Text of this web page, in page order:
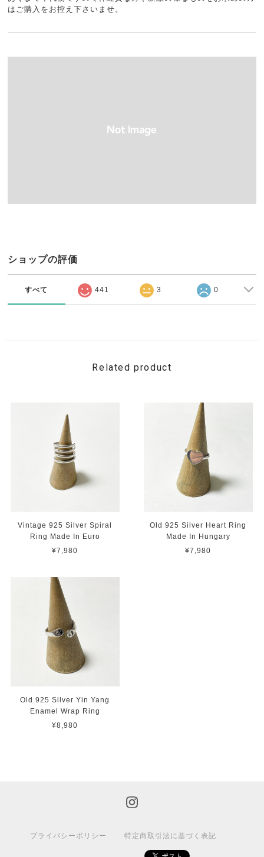
はご購入をお控え下さいませ。
ショップの評価
すべて 441 3 0
Related product
Vintage 925 Silver Spiral
Ring Made In Euro
¥7,980
Old 925 Silver Heart Ring
Made In Hungary
¥7,980
Old 925 Silver Yin Yang
Enamel Wrap Ring
¥8,980
プライバシーポリシー 特定商取引法に基づく表記